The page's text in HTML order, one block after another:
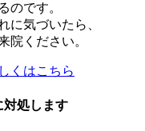
のです。
に気づいたら、
院ください。
くはこちら
対処します